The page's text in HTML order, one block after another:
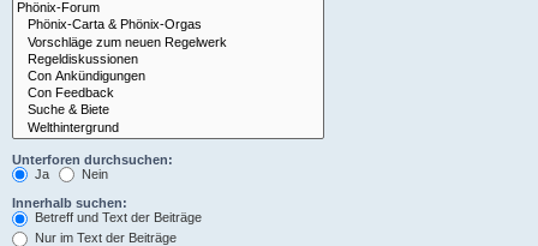
Unterforen durchsuchen:
Ja
Nein
Innerhalb suchen:
Betreff und Text der Beiträge
Nur im Text der Beiträge